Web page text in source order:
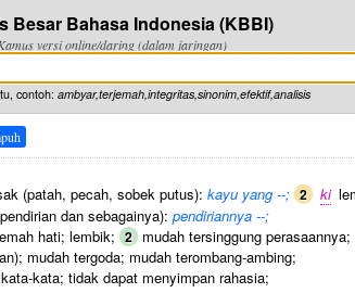
Besar Bahasa Indonesia (KBBI)
versi online/daring (dalam jaringan)
contoh: ambyar,terjemah,integritas,sinonim,efektif,analisis
(patah, pecah, sobek putus): kayu yang --; 2 ki
dan sebagainya): pendiriannya --;
hati; lembik; 2 mudah tersinggung perasaannya;
mudah tergoda; mudah terombang-ambing;
kata; tidak dapat menyimpan rahasia;